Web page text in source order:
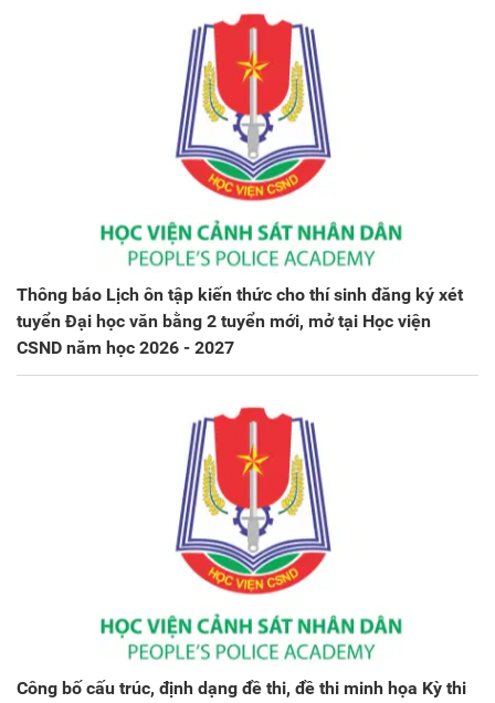
Thông báo Lịch ôn tập kiến thức cho thí sinh đăng ký xét
tuyển Đại học văn bằng 2 tuyển mới, mở tại Học viện
CSND năm học 2026 - 2027
Công bố cấu trúc, định dạng đề thi, đề thi minh họa Kỳ thi